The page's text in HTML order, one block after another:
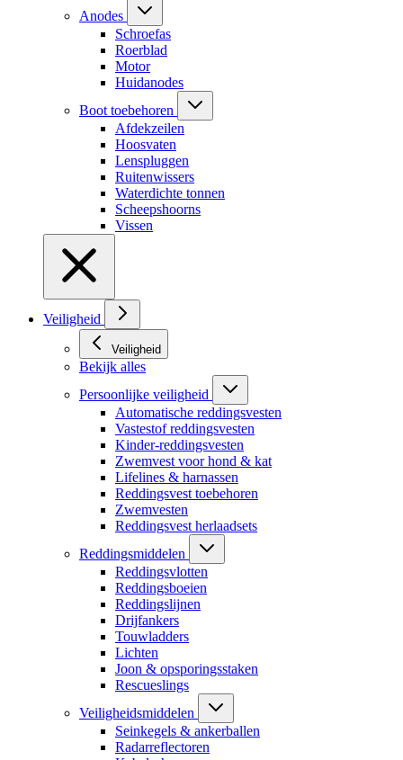
Anodes
Schroefas
Roerblad
Motor
Huidanodes
Boot toebehoren
Afdekzeilen
Hoosvaten
Lenspluggen
Ruitenwissers
Waterdichte tonnen
Scheepshoorns
Vissen
Veiligheid
Veiligheid
Bekijk alles
Persoonlijke veiligheid
Automatische reddingsvesten
Vastestof reddingsvesten
Kinder-reddingsvesten
Zwemvest voor hond & kat
Lifelines & harnassen
Reddingsvest toebehoren
Zwemvesten
Reddingsvest herlaadsets
Reddingsmiddelen
Reddingsvlotten
Reddingsboeien
Reddingslijnen
Drijfankers
Touwladders
Lichten
Joon & opsporingsstaken
Rescueslings
Veiligheidsmiddelen
Seinkegels & ankerballen
Radarreflectoren